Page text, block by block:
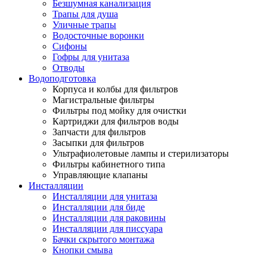
Безшумная канализация
Трапы для душа
Уличные трапы
Водосточные воронки
Сифоны
Гофры для унитаза
Отводы
Водоподготовка
Корпуса и колбы для фильтров
Магистральные фильтры
Фильтры под мойку для очистки
Картриджи для фильтров воды
Запчасти для фильтров
Засыпки для фильтров
Ультрафиолетовые лампы и стерилизаторы
Фильтры кабинетного типа
Управляющие клапаны
Инсталляции
Инсталляции для унитаза
Инсталляции для биде
Инсталляции для раковины
Инсталляции для писсуара
Бачки скрытого монтажа
Кнопки смыва